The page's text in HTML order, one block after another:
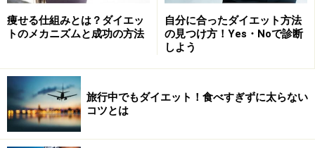
痩せる仕組みとは？ダイエッ
トのメカニズムと成功の方法
自分に合ったダイエット方法
の見つけ方！Yes・Noで診断
しよう
旅行中でもダイエット！食べすぎずに太らない
コツとは